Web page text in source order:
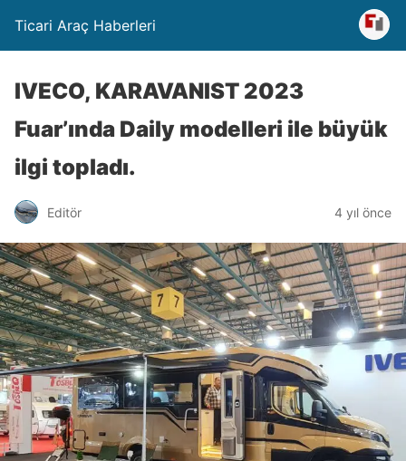
Ticari Araç Haberleri
IVECO, KARAVANIST 2023
Fuar’ında Daily modelleri ile büyük
ilgi topladı.
Editör 4 yıl önce